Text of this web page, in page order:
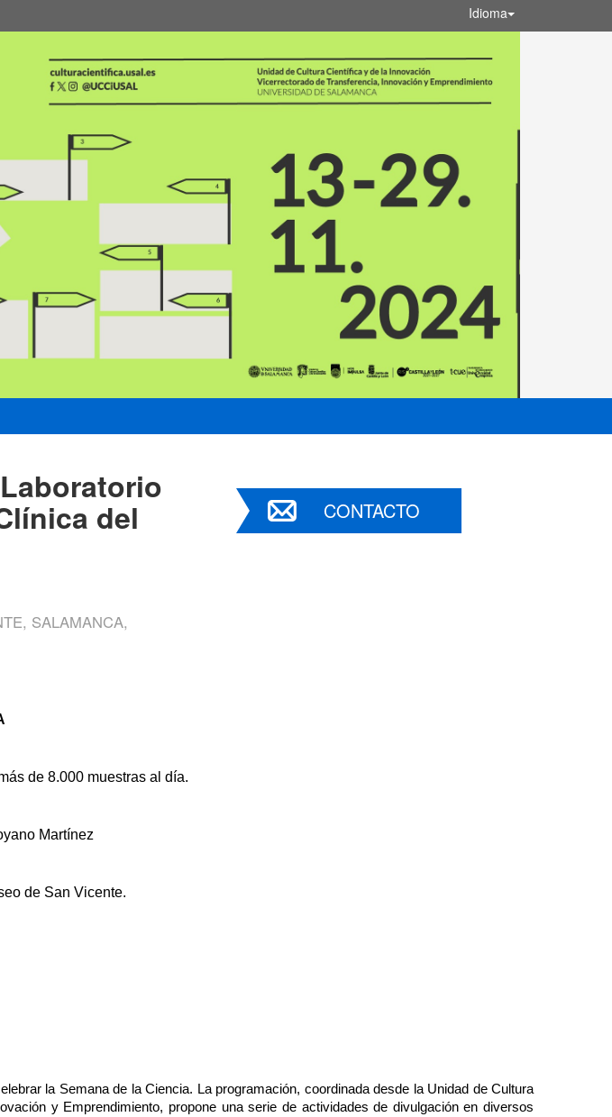
Idioma
del
SALAMANCA,
CONTACTO
de 8.000 muestras al día.
Martínez
de San Vicente.
la Semana de la Ciencia. La programación, coordinada desde la Unidad de Cultura
y Emprendimiento, propone una serie de actividades de divulgación en diversos